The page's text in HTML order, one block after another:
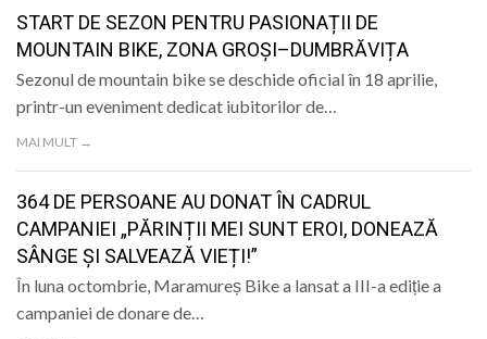
START DE SEZON PENTRU PASIONAȚII DE
MOUNTAIN BIKE, ZONA GROȘI–DUMBRĂVIȚA
Sezonul de mountain bike se deschide oficial în 18 aprilie,
printr-un eveniment dedicat iubitorilor de…
MAI MULT →
364 DE PERSOANE AU DONAT ÎN CADRUL
CAMPANIEI „PĂRINȚII MEI SUNT EROI, DONEAZĂ
SÂNGE ȘI SALVEAZĂ VIEȚI!”
În luna octombrie, Maramureș Bike a lansat a III-a ediție a
campaniei de donare de…